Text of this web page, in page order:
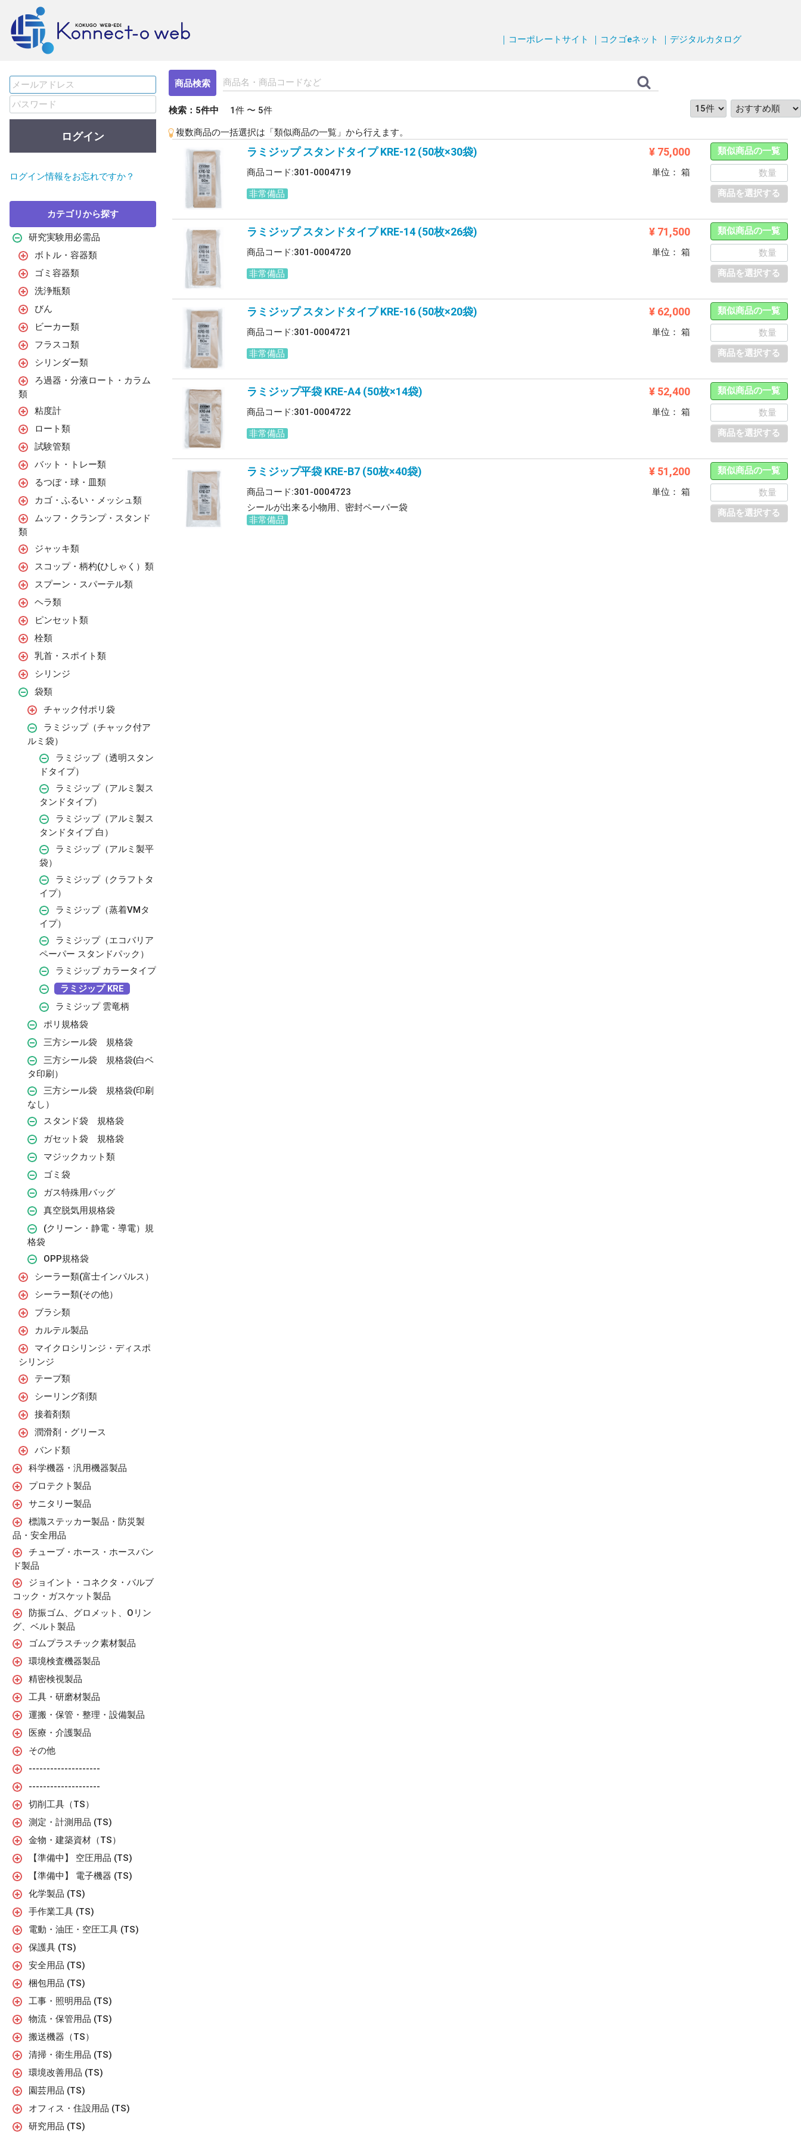
｜コーポレートサイト ｜コクゴeネット ｜デジタルカタログ
ログイン
ログイン情報をお忘れですか？
カテゴリから探す
研究実験用必需品
ボトル・容器類
ゴミ容器類
洗浄瓶類
びん
ビーカー類
フラスコ類
シリンダー類
ろ過器・分液ロート・カラム
類
粘度計
ロート類
試験管類
バット・トレー類
るつぼ・球・皿類
カゴ・ふるい・メッシュ類
ムッフ・クランプ・スタンド
類
ジャッキ類
スコップ・柄杓(ひしゃく）類
スプーン・スパーテル類
ヘラ類
ピンセット類
栓類
乳首・スポイト類
シリンジ
袋類
チャック付ポリ袋
ラミジップ（チャック付ア
ルミ袋）
ラミジップ（透明スタン
ドタイプ）
ラミジップ（アルミ製ス
タンドタイプ）
ラミジップ（アルミ製ス
タンドタイプ 白）
ラミジップ（アルミ製平
袋）
ラミジップ（クラフトタ
イプ）
ラミジップ（蒸着VMタ
イプ）
ラミジップ（エコバリア
ペーパー スタンドパック）
ラミジップ カラータイプ
ラミジップ KRE
ラミジップ 雲竜柄
ポリ規格袋
三方シール袋 規格袋
三方シール袋 規格袋(白ベ
タ印刷）
三方シール袋 規格袋(印刷
なし）
スタンド袋 規格袋
ガセット袋 規格袋
マジックカット類
ゴミ袋
ガス特殊用バッグ
真空脱気用規格袋
(クリーン・静電・導電）規
格袋
OPP規格袋
シーラー類(富士インパルス）
シーラー類(その他）
ブラシ類
カルテル製品
マイクロシリンジ・ディスポ
シリンジ
テープ類
シーリング剤類
接着剤類
潤滑剤・グリース
バンド類
科学機器・汎用機器製品
プロテクト製品
サニタリー製品
標識ステッカー製品・防災製
品・安全用品
チューブ・ホース・ホースバン
ド製品
ジョイント・コネクタ・バルブ
コック・ガスケット製品
防振ゴム、グロメット、Oリン
グ、ベルト製品
ゴムプラスチック素材製品
環境検査機器製品
精密検視製品
工具・研磨材製品
運搬・保管・整理・設備製品
医療・介護製品
その他
--------------------
--------------------
切削工具（TS）
測定・計測用品 (TS)
金物・建築資材（TS）
【準備中】 空圧用品 (TS)
【準備中】 電子機器 (TS)
化学製品 (TS)
手作業工具 (TS)
電動・油圧・空圧工具 (TS)
保護具 (TS)
安全用品 (TS)
梱包用品 (TS)
工事・照明用品 (TS)
物流・保管用品 (TS)
搬送機器（TS）
清掃・衛生用品 (TS)
環境改善用品 (TS)
園芸用品 (TS)
オフィス・住設用品 (TS)
研究用品 (TS)
商品検索
検索：5件中 1件 〜 5件
複数商品の一括選択は「類似商品の一覧」から行えます。
ラミジップ スタンドタイプ KRE-12 (50枚×30袋) ¥ 75,000
類似商品の一覧
商品コード:301-0004719
単位： 箱
非常備品
商品を選択する
ラミジップ スタンドタイプ KRE-14 (50枚×26袋) ¥ 71,500
類似商品の一覧
商品コード:301-0004720
単位： 箱
非常備品
商品を選択する
ラミジップ スタンドタイプ KRE-16 (50枚×20袋) ¥ 62,000
類似商品の一覧
商品コード:301-0004721
単位： 箱
非常備品
商品を選択する
ラミジップ平袋 KRE-A4 (50枚×14袋) ¥ 52,400
類似商品の一覧
商品コード:301-0004722
単位： 箱
非常備品
商品を選択する
ラミジップ平袋 KRE-B7 (50枚×40袋) ¥ 51,200
類似商品の一覧
商品コード:301-0004723
単位： 箱
シールが出来る小物用、密封ペーパー袋
非常備品
商品を選択する